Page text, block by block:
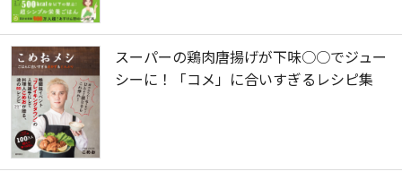
スーパーの鶏肉唐揚げが下味○○でジュー
シーに！「コメ」に合いすぎるレシピ集